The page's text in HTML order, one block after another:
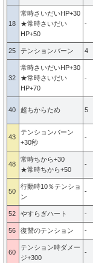
18
常時さいだいHP+30
★常時さいだい
HP+50
-
25 テンションバーン 4
32
常時さいだいHP+30
★常時さいだい
HP+70
-
40 超ちからため 5
43
テンションバーン
+30秒
-
48
常時ちから+30
★常時ちから+50
-
50
行動時10％テンショ
ン
-
52 やすらぎハート -
56 復讐のテンション -
60
テンション時ダメー
ジ+300
-